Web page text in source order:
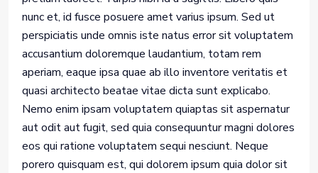
nunc et, id fusce posuere amet varius ipsum. Sed ut
perspiciatis unde omnis iste natus error sit voluptatem
accusantium doloremque laudantium, totam rem
aperiam, eaque ipsa quae ab illo inventore veritatis et
quasi architecto beatae vitae dicta sunt explicabo.
Nemo enim ipsam voluptatem quiaptas sit aspernatur
aut odit aut fugit, sed quia consequuntur magni dolores
eos qui ratione voluptatem sequi nesciunt. Neque
porero quisquam est, qui dolorem ipsum quia dolor sit